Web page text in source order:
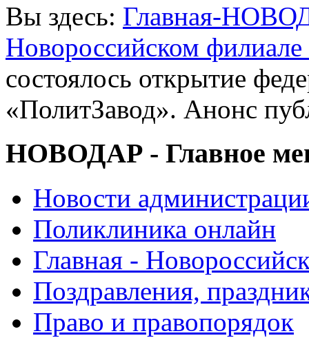
Вы здесь: Главная-
Новороссийском
состоялось открытие
«ПолитЗавод». Анонс
НОВОДАР - Главное
Новости
Поликлиника онлайн
Главная -
Поздравления,
Право и правопорядок